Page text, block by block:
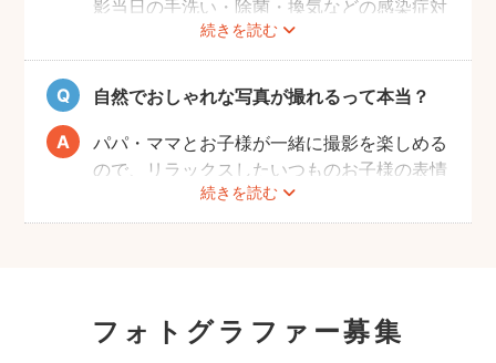
続きを読む
影当日の手洗い・除菌・換気などの感染症対
策や、熱中症予防に努めます。
また、撮影中はご家族のペースに合わせなが
ら、周囲や足元に危険なものがないか注意を
呼び掛けながら進行しますのでご安心くださ
い。
自然でおしゃれな写真が撮れるって本当？
続きを読む
パパ・ママとお子様が一緒に撮影を楽しめる
ので、リラックスしたいつものお子様の表情
を撮影できます。
こども・家族撮影に長けたプロカメラマンの
フォトグラファー募集